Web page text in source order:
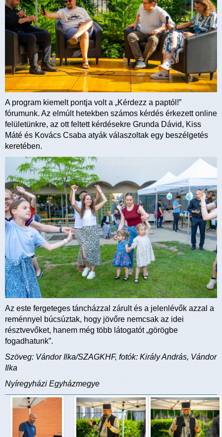
A program kiemelt pontja volt a „Kérdezz a paptól!”
fórumunk. Az elmúlt hetekben számos kérdés érkezett online
felületünkre, az ott feltett kérdésekre Grunda Dávid, Kiss
Máté és Kovács Csaba atyák válaszoltak egy beszélgetés
keretében.
Az este fergeteges táncházzal zárult és a jelenlévők azzal a
reménnyel búcsúztak, hogy jövőre nemcsak az idei
résztvevőket, hanem még több látogatót „görögbe
fogadhatunk”.
Szöveg: Vándor Ilka/SZAGKHF, fotók: Király András, Vándor
Ilka
Nyíregyházi Egyházmegye